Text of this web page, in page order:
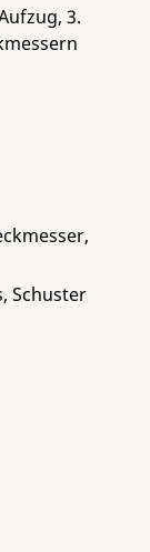
3.
Schuster